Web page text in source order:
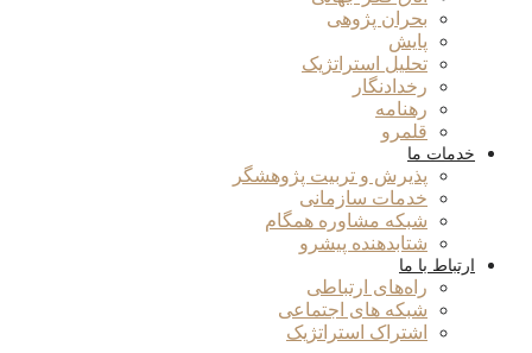
بحران پژوهی
پایش
تحلیل استراتژیک
رخدادنگار
رهنامه
قلمرو
خدمات ما
پذیرش و تربیت پژوهشگر
خدمات سازمانی
شبکه مشاوره همگام
شتابدهنده پیشرو
ارتباط با ما
راه‌های ارتباطی
شبکه های اجتماعی
اشتراک استراتژیک